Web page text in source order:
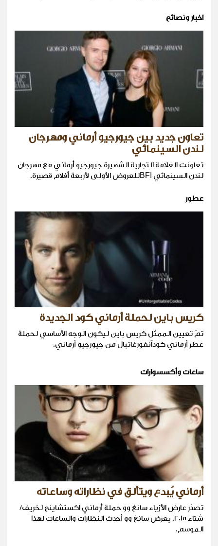
اخبار ونصائح
تعاون جديد بين جيورجيو أرماني ومهرجان
لندن السينمائي
تعاونت العلامة التجارية الشهيرة جيورجيو أرماني مع مهرجان
لندن السينمائي BFIللعروض الأولى لأربعة أفلام قصيرة.
عطور
كريس باين لحملة أرماني كود الجديدة
تمّ تعيين الممثل كريس باين ليكون الوجه الأساسي لحملة
عطر أرماني كودآنفورغاتبال من جيورجيو أرماني.
ساعات وأكسسوارات
أرماني يُبدع ويتألق في نظاراته وساعاته
تصدّر عارض الأزياء سانغ وو حملة أرماني اكستشاينج لخريف/
شتاء ٢٠١٥. يعرض سانغ وو أحدث النظارات والساعات لهذا
الموسم.